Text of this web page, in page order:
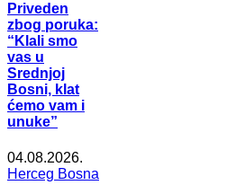
Priveden
zbog poruka:
“Klali smo
vas u
Srednjoj
Bosni, klat
ćemo vam i
unuke”
04.08.2026.
Herceg Bosna